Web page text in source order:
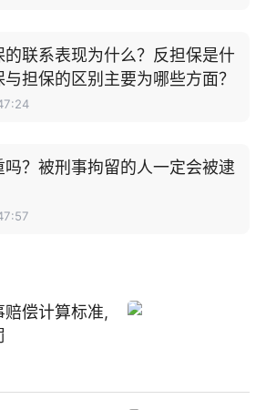
联系表现为什么？反担保是什
担保的区别主要为哪些方面？
？被刑事拘留的人一定会被逮
偿计算标准,